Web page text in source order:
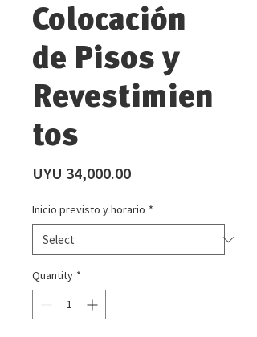
Colocación
de Pisos y
Revestimien
tos
UYU 34,000.00Price
Inicio previsto y horario *
Quantity *